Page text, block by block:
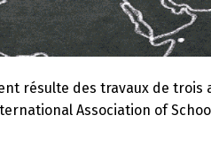
résulte des travaux de
Association of